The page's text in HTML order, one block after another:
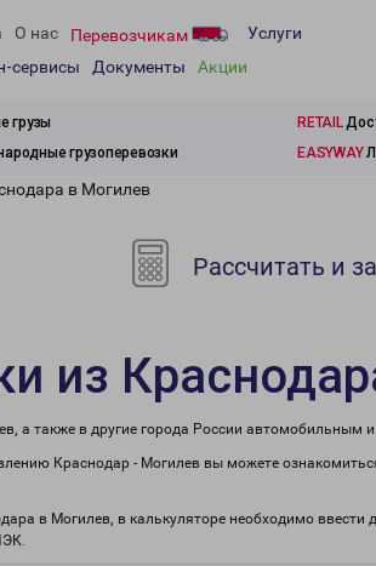
О нас Перевозчикам
Услуги
сервисы
Документы Акции
грузы RETAIL
грузоперевозки EASYWAY
в Могилев
Рассчитать и
из
а также в другие города России автомобильным
Краснодар - Могилев вы можете
в Могилев, в калькуляторе необходимо